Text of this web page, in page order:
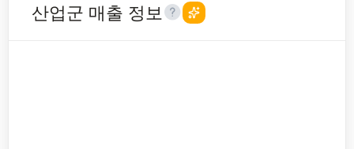
산업군 매출 정보